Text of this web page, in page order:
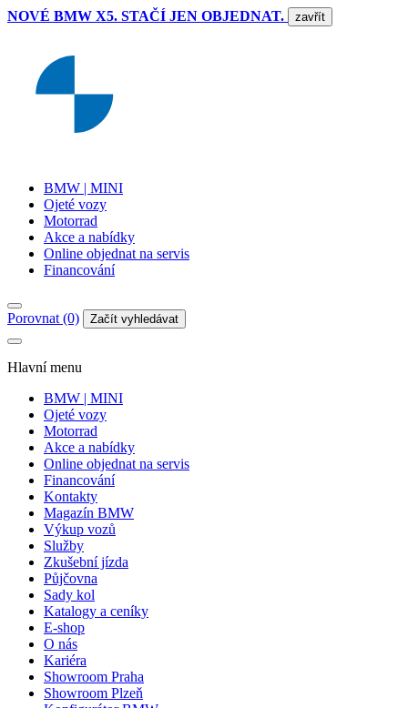
NOVÉ BMW X5. STAČÍ JEN OBJEDNAT. zavřít
BMW | MINI
Ojeté vozy
Motorrad
Akce a nabídky
Online objednat na servis
Financování
Porovnat (0) Začít vyhledávat
Hlavní menu
BMW | MINI
Ojeté vozy
Motorrad
Akce a nabídky
Online objednat na servis
Financování
Kontakty
Magazín BMW
Výkup vozů
Služby
Zkušební jízda
Půjčovna
Sady kol
Katalogy a ceníky
E-shop
O nás
Kariéra
Showroom Praha
Showroom Plzeň